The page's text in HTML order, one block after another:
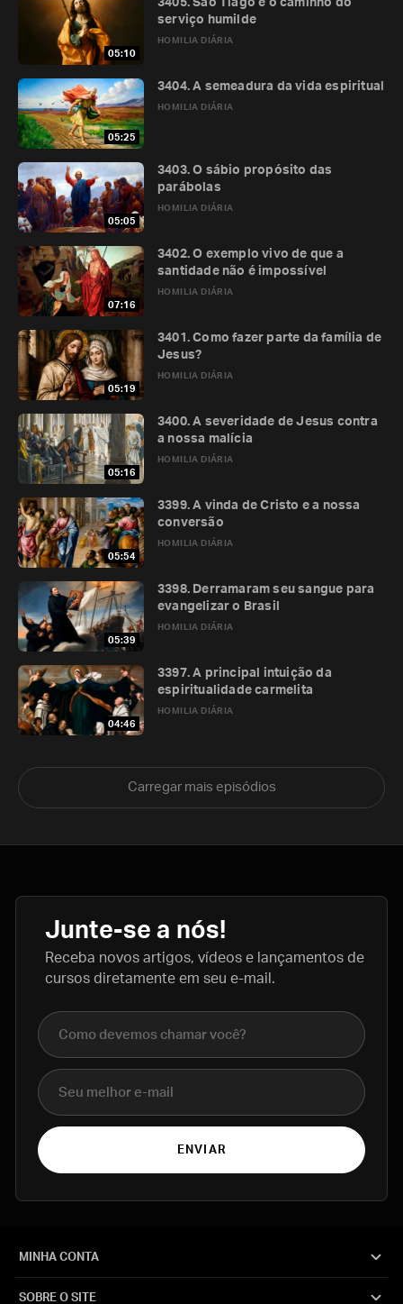
05:10
HOMILIA DIÁRIA
3405. São Tiago e o caminho do
serviço humilde
05:25
HOMILIA DIÁRIA
3404. A semeadura da vida espiritual
05:05
HOMILIA DIÁRIA
3403. O sábio propósito das
parábolas
07:16
HOMILIA DIÁRIA
3402. O exemplo vivo de que a
santidade não é impossível
05:19
HOMILIA DIÁRIA
3401. Como fazer parte da família de
Jesus?
05:16
HOMILIA DIÁRIA
3400. A severidade de Jesus contra
a nossa malícia
05:54
HOMILIA DIÁRIA
3399. A vinda de Cristo e a nossa
conversão
05:39
HOMILIA DIÁRIA
3398. Derramaram seu sangue para
evangelizar o Brasil
04:46
HOMILIA DIÁRIA
3397. A principal intuição da
espiritualidade carmelita
Carregar mais episódios
Junte-se a nós!
Receba novos artigos, vídeos e lançamentos de
cursos diretamente em seu e-mail.
Nome completo
E-mail
ENVIAR
MINHA CONTA
SOBRE O SITE